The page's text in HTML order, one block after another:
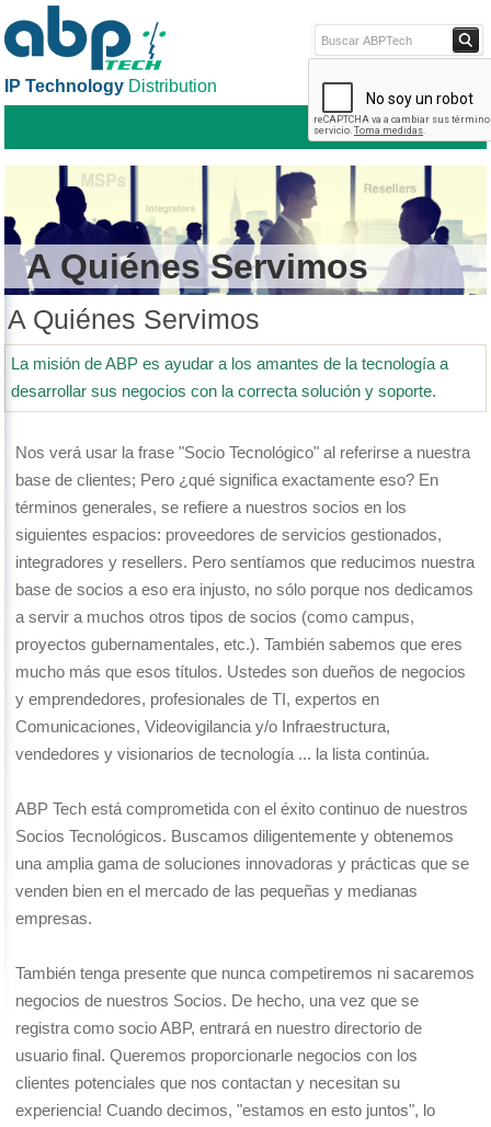
IP Technology Distribution
A Quiénes Servimos
A Quiénes Servimos
La misión de ABP es ayudar a los amantes de la tecnología a
desarrollar sus negocios con la correcta solución y soporte.
Nos verá usar la frase "Socio Tecnológico" al referirse a nuestra
base de clientes; Pero ¿qué significa exactamente eso? En
términos generales, se refiere a nuestros socios en los
siguientes espacios: proveedores de servicios gestionados,
integradores y resellers. Pero sentíamos que reducimos nuestra
base de socios a eso era injusto, no sólo porque nos dedicamos
a servir a muchos otros tipos de socios (como campus,
proyectos gubernamentales, etc.). También sabemos que eres
mucho más que esos títulos. Ustedes son dueños de negocios
y emprendedores, profesionales de TI, expertos en
Comunicaciones, Videovigilancia y/o Infraestructura,
vendedores y visionarios de tecnología ... la lista continúa.
ABP Tech está comprometida con el éxito continuo de nuestros
Socios Tecnológicos. Buscamos diligentemente y obtenemos
una amplia gama de soluciones innovadoras y prácticas que se
venden bien en el mercado de las pequeñas y medianas
empresas.
También tenga presente que nunca competiremos ni sacaremos
negocios de nuestros Socios. De hecho, una vez que se
registra como socio ABP, entrará en nuestro directorio de
usuario final. Queremos proporcionarle negocios con los
clientes potenciales que nos contactan y necesitan su
experiencia! Cuando decimos, "estamos en esto juntos", lo